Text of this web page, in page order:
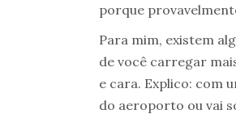
porque
Para mim, existem
de você carregar
e cara. Explico: com
do aeroporto ou vai